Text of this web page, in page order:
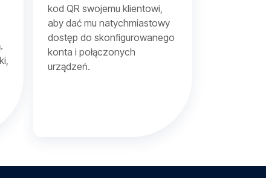
kod QR swojemu klientowi,
aby dać mu natychmiastowy
dostęp do skonfigurowanego
konta i połączonych
urządzeń.